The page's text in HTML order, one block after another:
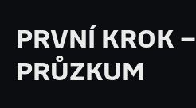
PRVNÍ KROK –
PRŮZKUM